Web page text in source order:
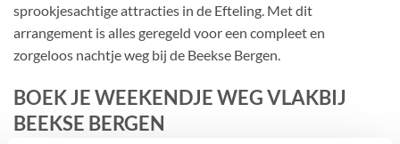
sprookjesachtige attracties in de Efteling. Met dit
arrangement is alles geregeld voor een compleet en
zorgeloos nachtje weg bij de Beekse Bergen.
BOEK JE WEEKENDJE WEG VLAKBIJ
BEEKSE BERGEN